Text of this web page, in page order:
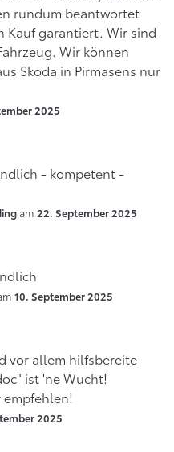
rundum beantwortet
Kauf garantiert. Wir sind
Wir können
Skoda in Pirmasens nur
2025
- kompetent -
am 22. September 2025
10. September 2025
vor allem hilfsbereite
ist 'ne Wucht!
empfehlen!
2025